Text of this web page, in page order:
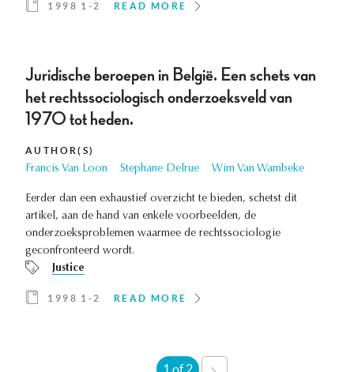
1998 1-2 READ MORE
Juridische beroepen in België. Een schets van
het rechtssociologisch onderzoeksveld van
1970 tot heden.
AUTHOR(S)
Francis Van Loon Stephane Delrue Wim Van Wambeke
Eerder dan een exhaustief overzicht te bieden, schetst dit
artikel, aan de hand van enkele voorbeelden, de
onderzoeksproblemen waarmee de rechtssociologie
geconfronteerd wordt.
Justice
1998 1-2 READ MORE
1 of 2